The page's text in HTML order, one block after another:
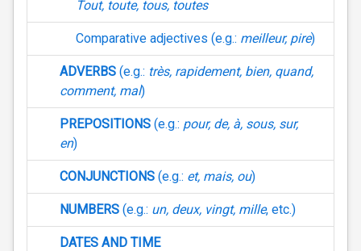
Tout, toute, tous, toutes
Comparative adjectives (e.g.: meilleur, pire)
ADVERBS (e.g.: très, rapidement, bien, quand,
comment, mal)
PREPOSITIONS (e.g.: pour, de, à, sous, sur,
en)
CONJUNCTIONS (e.g.: et, mais, ou)
NUMBERS (e.g.: un, deux, vingt, mille, etc.)
DATES AND TIME